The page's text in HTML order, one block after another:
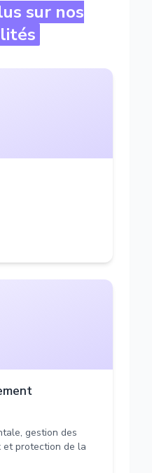
sur nos
gestion des
et protection de la